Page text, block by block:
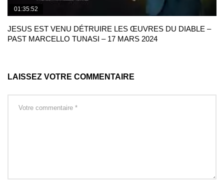
01:35:52
JESUS EST VENU DÉTRUIRE LES ŒUVRES DU DIABLE –
PAST MARCELLO TUNASI – 17 MARS 2024
LAISSEZ VOTRE COMMENTAIRE